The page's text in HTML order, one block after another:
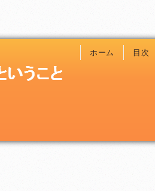
ホーム 目次